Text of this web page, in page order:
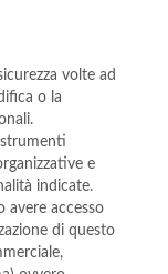
volte ad
o la
e
indicate.
avere accesso
di questo